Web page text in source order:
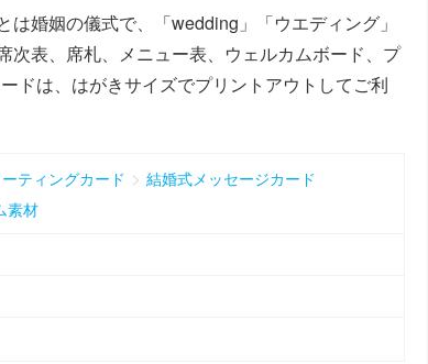
婚姻の儀式で、「wedding」「ウエディング」
次表、席札、メニュー表、ウェルカムボード、プ
ドは、はがきサイズでプリントアウトしてご利
ティングカード > 結婚式メッセージカード
素材